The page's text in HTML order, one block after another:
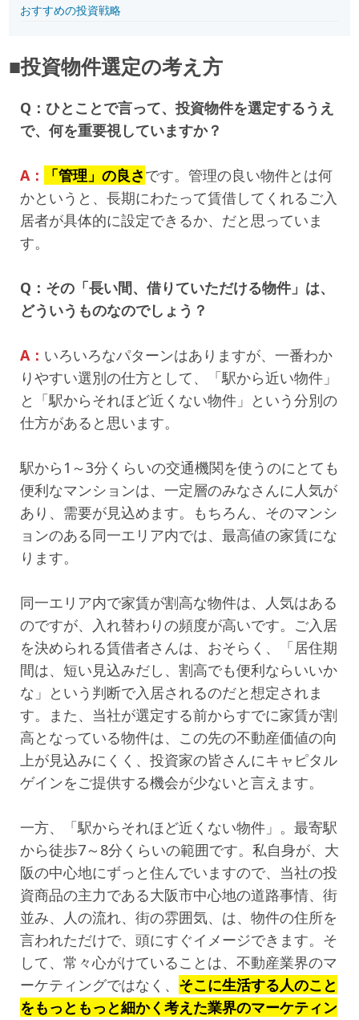
おすすめの投資戦略
■投資物件選定の考え方
Q：ひとことで言って、投資物件を選定するうえ
で、何を重要視していますか？
A： 「管理」の良さです。管理の良い物件とは何
かというと、長期にわたって賃借してくれるご入
居者が具体的に設定できるか、だと思っていま
す。
Q：その「長い間、借りていただける物件」は、
どういうものなのでしょう？
A： いろいろなパターンはありますが、一番わか
りやすい選別の仕方として、「駅から近い物件」
と「駅からそれほど近くない物件」という分別の
仕方があると思います。
駅から1～3分くらいの交通機関を使うのにとても
便利なマンションは、一定層のみなさんに人気が
あり、需要が見込めます。もちろん、そのマンシ
ョンのある同一エリア内では、最高値の家賃にな
ります。
同一エリア内で家賃が割高な物件は、人気はある
のですが、入れ替わりの頻度が高いです。ご入居
を決められる賃借者さんは、おそらく、「居住期
間は、短い見込みだし、割高でも便利ならいいか
な」という判断で入居されるのだと想定されま
す。また、当社が選定する前からすでに家賃が割
高となっている物件は、この先の不動産価値の向
上が見込みにくく、投資家の皆さんにキャピタル
ゲインをご提供する機会が少ないと言えます。
一方、「駅からそれほど近くない物件」。最寄駅
から徒歩7～8分くらいの範囲です。私自身が、大
阪の中心地にずっと住んでいますので、当社の投
資商品の主力である大阪市中心地の道路事情、街
並み、人の流れ、街の雰囲気、は、物件の住所を
言われただけで、頭にすぐイメージできます。そ
して、常々心がけていることは、不動産業界のマ
ーケティングではなく、 そこに生活する人のこと
をもっともっと細かく考えた業界のマーケティン